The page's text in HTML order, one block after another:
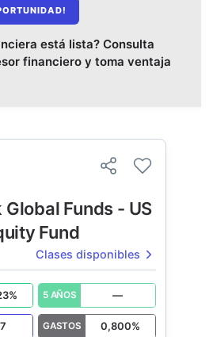
está lista? Consulta
financiero y toma ventaja
Funds - US
Fund
Clases disponibles
% 5 AÑOS —
7 GASTOS 0,800%